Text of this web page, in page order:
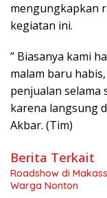
mengungkapkan
kegiatan ini.
” Biasanya kami
malam baru
penjualan selama
karena langsung
Akbar. (Tim)
Berita Terkait
Roadshow di
Warga Nonton